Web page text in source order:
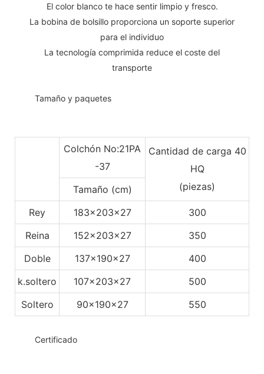
El color blanco te hace sentir limpio y fresco.
La bobina de bolsillo proporciona un soporte superior
para el individuo
La tecnología comprimida reduce el coste del
transporte
Tamaño y paquetes
Colchón No:21PA
-37
Cantidad de carga 40
HQ
(piezas)
Tamaño (cm)
Rey
183x203x27
300
Reina
152x203x27
350
Doble
137x190x27
400
k.soltero
107x203x27
500
Soltero
90x190x27 550
Certificado